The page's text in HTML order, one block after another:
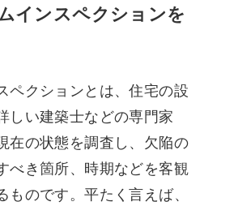
インスペクションを
ペクションとは、住宅の設
しい建築士などの専門家
在の状態を調査し、欠陥の
べき箇所、時期などを客観
ものです。平たく言えば、